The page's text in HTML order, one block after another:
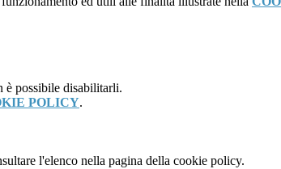
è possibile disabilitarli.
POLICY.
l'elenco nella pagina della cookie policy.